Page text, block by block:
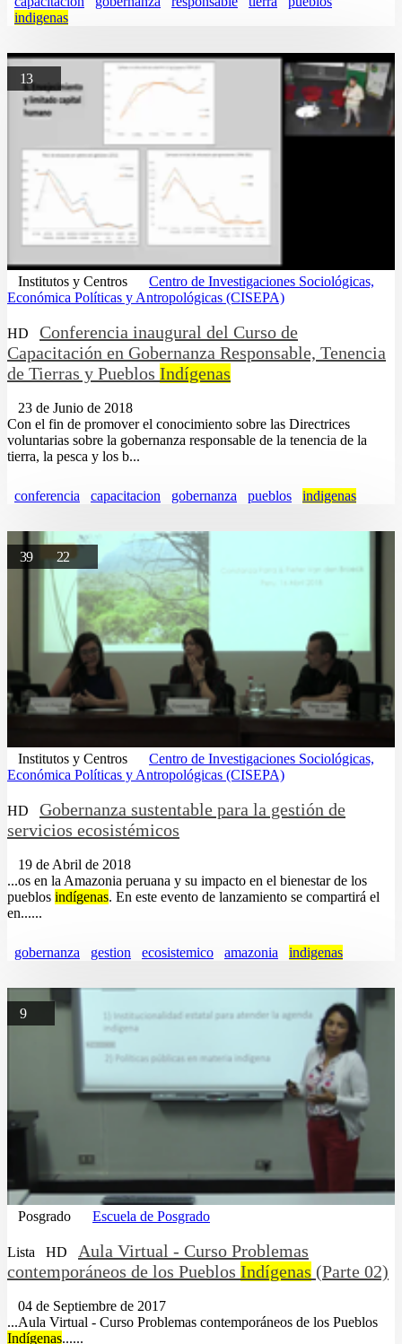
indigenas
13
Institutos y Centros
Centro de Investigaciones Sociológicas,
Económica Políticas y Antropológicas (CISEPA)
HD
Conferencia inaugural del Curso de
Capacitación en Gobernanza Responsable, Tenencia
de Tierras y Pueblos Indígenas
23 de Junio de 2018
Con el fin de promover el conocimiento sobre las Directrices
voluntarias sobre la gobernanza responsable de la tenencia de la
tierra, la pesca y los b...
conferencia capacitacion gobernanza pueblos indigenas
39 22
Institutos y Centros
Centro de Investigaciones Sociológicas,
Económica Políticas y Antropológicas (CISEPA)
HD
Gobernanza sustentable para la gestión de
servicios ecosistémicos
19 de Abril de 2018
...os en la Amazonia peruana y su impacto en el bienestar de los
pueblos indígenas. En este evento de lanzamiento se compartirá el
en......
gobernanza gestion ecosistemico amazonia indigenas
9
Posgrado Escuela de Posgrado
Lista HD
Aula Virtual - Curso Problemas
contemporáneos de los Pueblos Indígenas (Parte 02)
04 de Septiembre de 2017
...Aula Virtual - Curso Problemas contemporáneos de los Pueblos
Indígenas......